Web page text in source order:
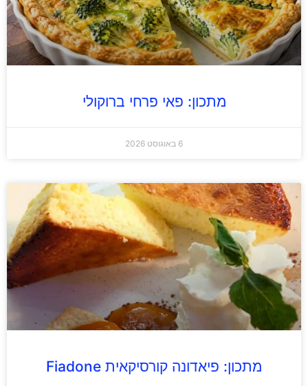
מתכון: פאי פרחי ברוקולי
6 באוגוסט 2026
מתכון: פיאדונה קורסיקאית Fiadone